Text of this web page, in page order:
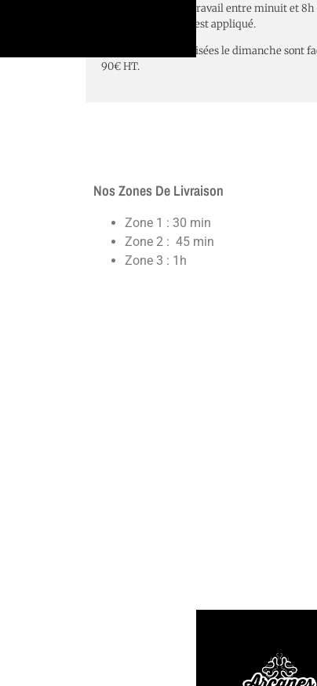
Pour les heures de travail entre minuit et
100€ HT par heure est appliqué.
Les prestations réalisées le dimanche sont
90€ HT.
Nos Zones De Livraison
Zone 1 : 30 min
Zone 2 : 45 min
Zone 3 : 1h